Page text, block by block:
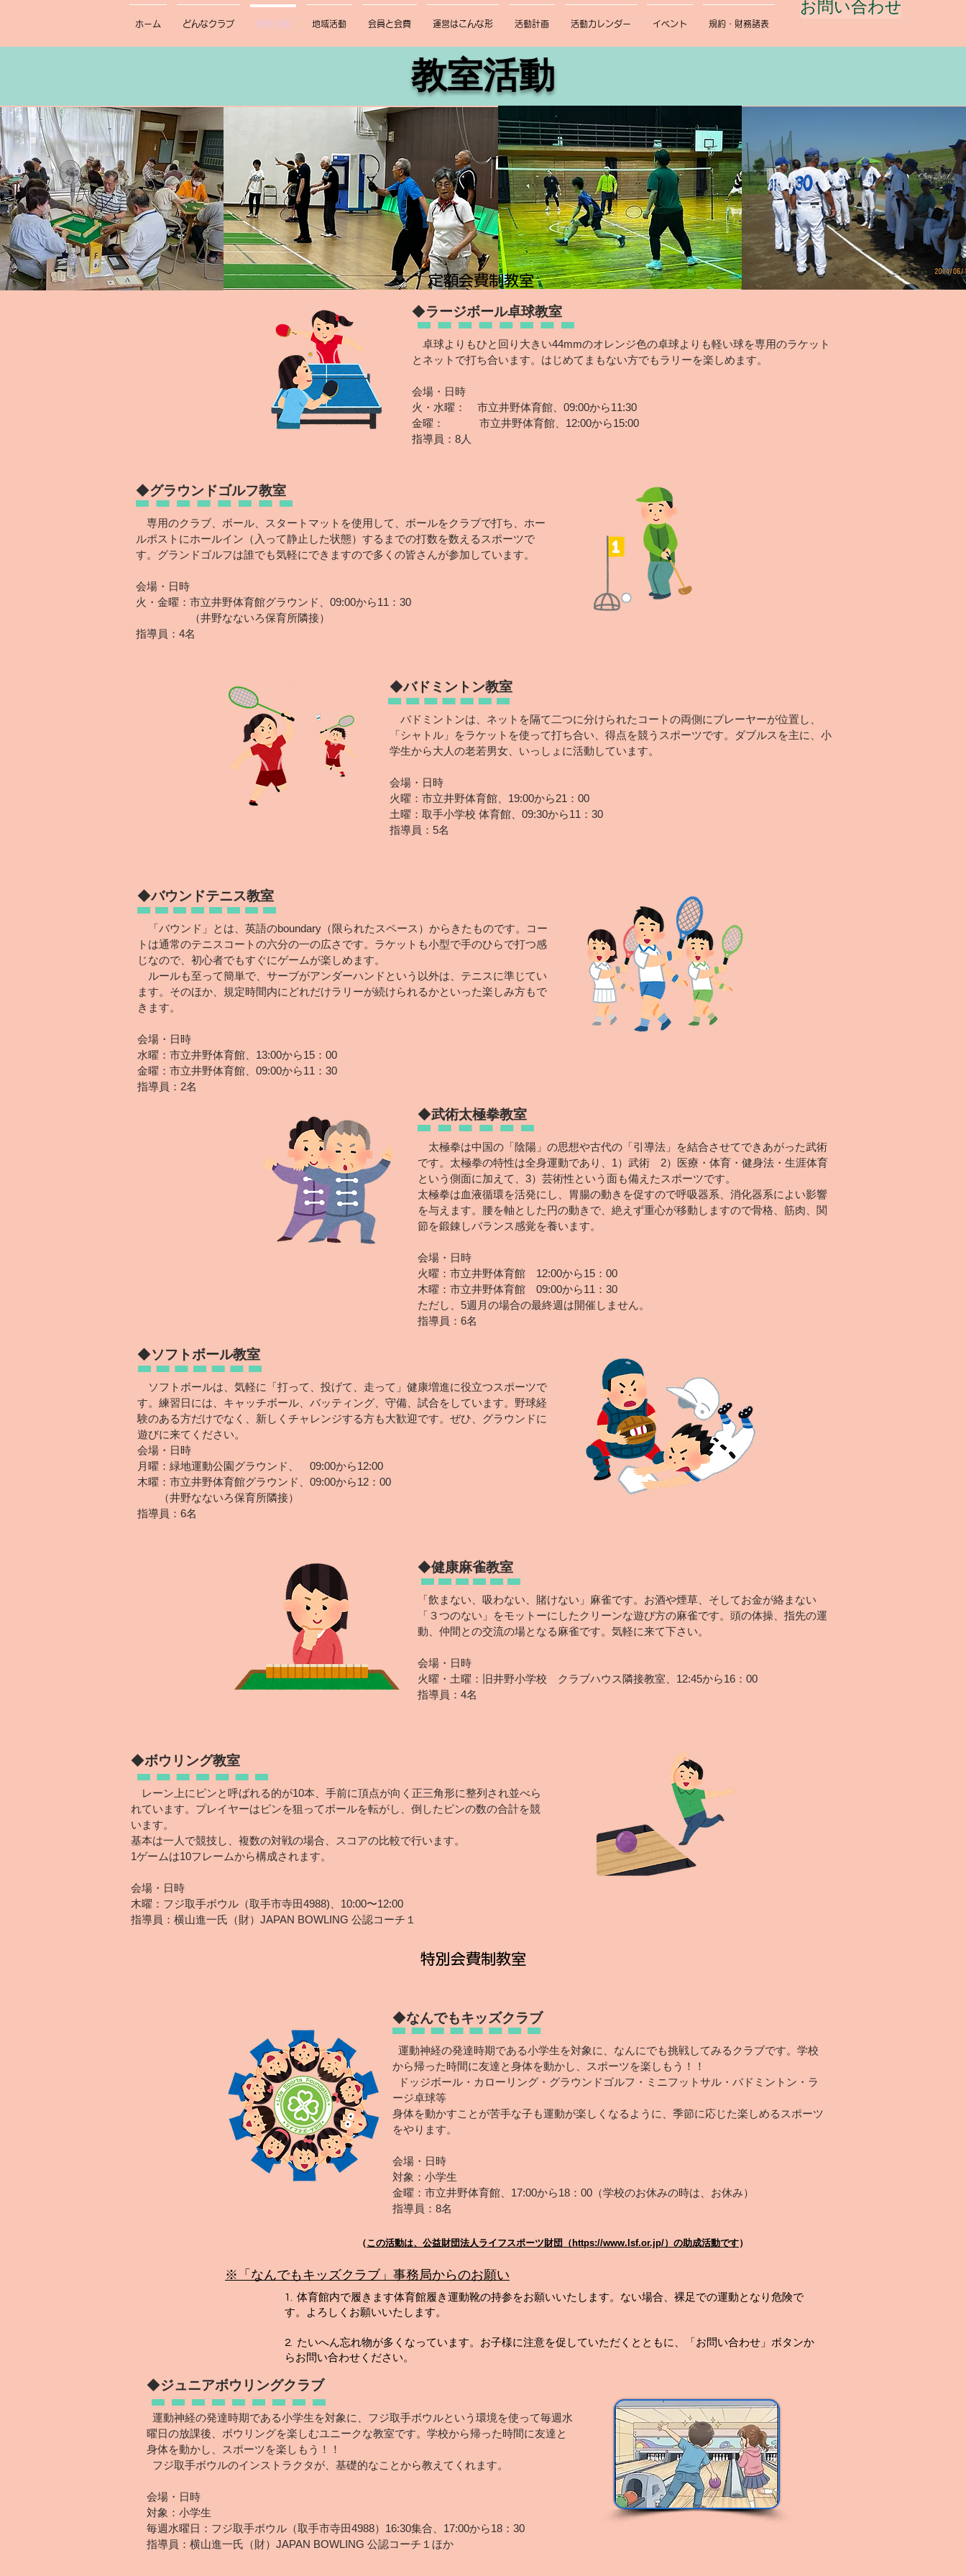
ホーム どんなクラブ 教室活動 地域活動 会員と会費 運営はこんな形 活動計画 活動カレンダー イベント 規約・財務諸表
お問い合わせ
​教室活動
​定額会費制教室
◆ラージボール卓球教室
卓球より もひと回 り 大きい44mmのオレンジ色の卓球よりも軽い球を専用のラケット
とネットで打ち合います。はじめてまもない方でもラリーを楽しめます。
会場・日時
火・ 水曜： 市立井野体育館、09:00から11:30
金曜： 市立井野体育館、12:00から15:00
​指導員：8人
◆グラウンドゴルフ教室
専用のクラブ、ボール、スタートマッ トを使用 して、ボールをクラブで打ち、ホー
ルポストにホールイン（入って静止した状態）するまでの打数を数えるスポーツで
す。グランドゴルフは誰でも気軽にできますので多くの皆さんが参加しています。
会場・日時
火・金曜：市立井野体育館グラウンド、09:00から11：30
（井野なないろ保育所隣接）
指導員：4名
◆バドミントン教室
バドミントンは、ネットを隔て二つに分けられたコートの両側にプレーヤーが位置し、
「シャトル」をラケットを使って打ち合い、得点を競うスポーツです。ダブルスを主に、小
学生から大人の老若男女、いっしょに活動しています。
会場・日時
火曜：市立井野体育館、19:00から21：00
土曜：取手小学校 体育館、09:30から11：30
指導員：5名
◆バウンドテニス教室
「バウンド」とは、英語のboundary（限られたスペース）からきたものです。コー
トは通常のテニスコートの六分の一の広さです。ラケットも小型で手のひらで打つ感
じなので、初心者でもすぐにゲームが楽しめます。
ルールも至って簡単で、サーブがアンダーハンドという以外は、テニスに準じてい
ます。そのほか、規定時間内にどれだけラリーが続けられるかといった楽しみ方もで
きます。
会場・日時
水曜：市立井野体育館、13:00から15：00
金曜：市立井野体育館、09:00から11：30
​指導員：2名
◆武術太極拳教室
太極拳は中国の「陰陽」の思想や古代の「引導法」を結合させてできあがった武術
です。太極拳の特性は全身運動であり、1）武術 2）医療・体育・健身法・生涯体育
という側面に加えて、3）芸術性という面も備えたスポーツです。
太極拳は血液循環を活発にし、胃腸の動きを促すので呼吸器系、消化器系によい影響
を与えます。腰を軸とした円の動きで、絶えず重心が移動しますので骨格、筋肉、関
節を鍛錬しバランス感覚を養います。
会場・日時
火曜：市立井野体育館 12:00から15：00
木曜：市立井野体育館 09:00から11：30
ただし、5週月の場合の最終週は開催しません。
指導員：6名
◆ソフトボール教室
ソフトボールは、気軽に「打って、投げて、走って」健康増進に役立つスポーツで
す。練習日には、キャッチボール、バッティング、守備、試合をしています。野球経
験のある方だけでなく、新しくチャレンジする方も大歓迎です。ぜひ、グラウンドに
遊びに来てください。
会場・日時
月曜：緑地運動公園グラウンド、 09:00から12:00
木曜：市立井野体育館グラウンド、09:00から12：00
（井野なないろ保育所隣接）
​指導員：6名
◆健康麻雀教室
「飲まない、吸わない、賭けない」麻雀です。お酒や煙草、そしてお金が絡まない
「３つのない」をモットーにしたクリーンな遊び方の麻雀です。頭の体操、指先の運
動、仲間との交流の場となる麻雀です。気軽に来て下さい。
会場・日時
火曜・土曜：旧井野小学校 クラブハウス隣接教室、12:45から16：00
指導員：4名
◆ボウリング教室
レーン上にピンと呼ばれる的が10本、手前に頂点が向く正三角形に整列され並べら
れています。プレイヤーはピンを狙ってボールを転がし、倒したピンの数の合計を競
います。
基本は一人で競技し、複数の対戦の場合、スコアの比較で行います。
1ゲームは10フレームから構成されます。
会場・日時
木曜：フジ取手ボウル（取手市寺田4988)、10:00〜12:00
​指導員：横山進一氏（財）JAPAN BOWLING 公認コーチ１
​特別会費制教室
◆なんでもキッズクラブ
運動神経の発達時期である小学生を対象に、なんにでも挑戦してみるクラブです。学校
から帰った時間に友達と身体を動かし、スポーツを楽しもう！！
ドッジボール・カローリング・グラウンドゴルフ・ミニフットサル・バドミントン・ラ
ージ卓球等
身体を動かすことが苦手な子も運動が楽しくなるように、季節に応じた楽しめるスポーツ
をやります。
会場・日時
​対象：小学生
金曜：市立井野体育館、 17:00から18：00（学校のお休みの時は、お休み）
指導員：8名
（この活動は、公益財団法人ライフスポーツ財団（https://www.lsf.or.jp/）の助成活動です）
※「なんでもキッズクラブ」事務局からのお願い
1. 体育館内で履きます体育館履き運動靴の持参をお願いいたします。ない場合、裸足での運動となり危険で
す。よろしくお願いいたします。
2. たいへん忘れ物が多くなっています。お子様に注意を促していただくとともに、「お問い合わせ」ボタンか
らお問い合わせください。
◆ジュニアボウリングクラブ
運動神経の発達時期である小学生を対象に、フジ取手ボウルという環境を使って毎週水
曜日の放課後、ボウリングを楽しむユニークな教室です。学校から帰った時間に友達と
身体を動かし、スポーツを楽しもう！！
フジ取手ボウルのインストラクタが、基礎的なことから教えてくれます。
会場・日時
​対象：小学生
毎週水曜日：フジ取手ボウル（取手市寺田4988）16:30集合、 17:00から18：30
指導員：横山進一氏（財）JAPAN BOWLING 公認コーチ１ほか